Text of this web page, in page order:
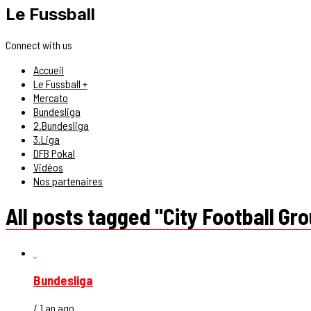
Le Fussball
Connect with us
Accueil
Le Fussball +
Mercato
Bundesliga
2.Bundesliga
3.Liga
DFB Pokal
Vidéos
Nos partenaires
All posts tagged "City Football
Bundesliga
/ 1 an ago